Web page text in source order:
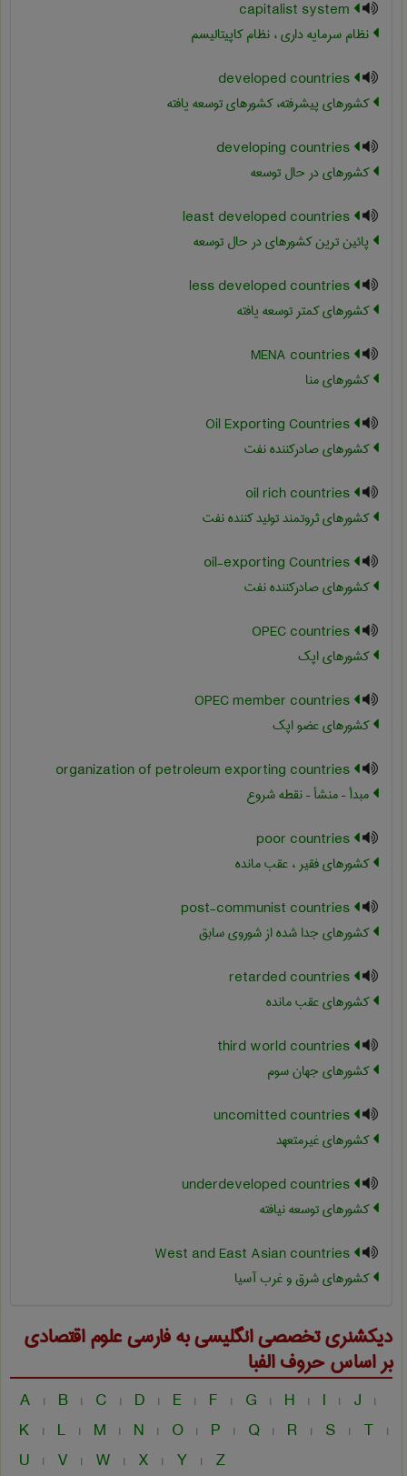
نظام سرمایه داری ، نظام کاپیتالیسم
کشورهای پیشرفته، کشورهای توسعه یافته
کشورهای در حال توسعه
پائین ترین کشورهای در حال توسعه
کشورهای کمتر توسعه یافته
کشورهای منا
کشورهای صادرکننده نفت
کشورهای ثروتمند تولید کننده نفت
کشورهای صادرکننده نفت
کشورهای اپک
کشورهای عضو اپک
مبدأ – منشأ – نقطه شروع
کشورهای فقیر ، عقب مانده
کشورهای جدا شده از شوروی سابق
کشورهای عقب مانده
کشورهای جهان سوم
کشورهای غیرمتعهد
کشورهای توسعه نیافته
کشورهای شرق و غرب آسیا
دیکشنری تخصصی انگلیسی به فارسیعلوم اقتصادی
بر اساس حروف الفبا
A | B | C | D | E | F | G | H | I | J |
K | L | M | N | O | P | Q | R | S | T |
U | V | W | X | Y | Z